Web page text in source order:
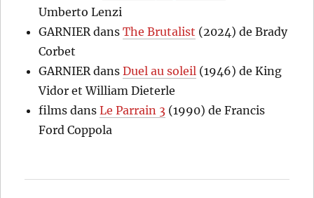
Umberto Lenzi
GARNIER dansThe Brutalist (2024) de Brady
Corbet
GARNIER dansDuel au soleil (1946) de King
Vidor et William Dieterle
films dansLe Parrain 3 (1990) de Francis
Ford Coppola